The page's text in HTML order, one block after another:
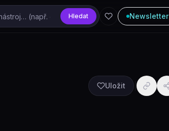
Hledat Newsletter
Uložit